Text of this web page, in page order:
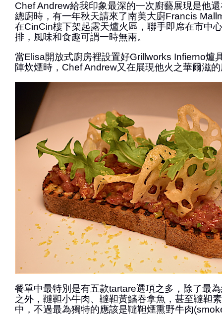
Chef Andrew給我印象最深的一次廚藝展現是他
總廚時，有一年秋天請來了南美大廚Francis
在CinCin樓下架起露天爐火區，聯手即席在市中
排，風味和食趣可謂一時無兩。
當Elisa開放式廚房裡設置好Grillworks Infierno爐
陣炊煙時，Chef Andrew又在展現他火之華爾滋
餐單中最特別是有五款tartare選項之多，除了最
之外，韃靼小牛肉、韃靼黃鰭吞拿魚，甚至韃靼
中，不過最為獨特的應該是韃靼煙熏野牛肉